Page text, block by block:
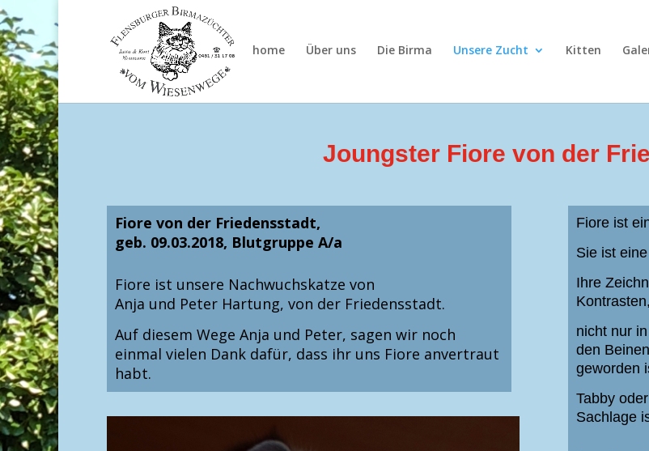
home Über uns Die Birma Unsere Zucht Kitten
Joungster Fiore von der
Fiore von der Friedensstadt,
geb. 09.03.2018, Blutgruppe A/a
Fiore ist unsere Nachwuchskatze von
Anja und Peter Hartung, von der Friedensstadt.
Auf diesem Wege Anja und Peter, sagen wir noch
einmal vielen Dank dafür, dass ihr uns Fiore anvertraut
habt.
Fiore ist
Sie ist
Ihre
Kontrasten,
nicht nur
den
geworden
Tabby
Sachlage